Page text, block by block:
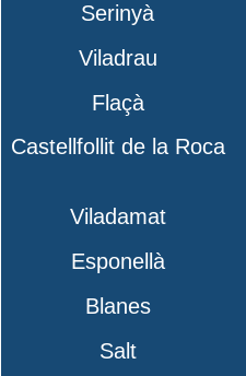
Serinyà
Viladrau
Flaçà
Castellfollit de la Roca
Viladamat
Esponellà
Blanes
Salt